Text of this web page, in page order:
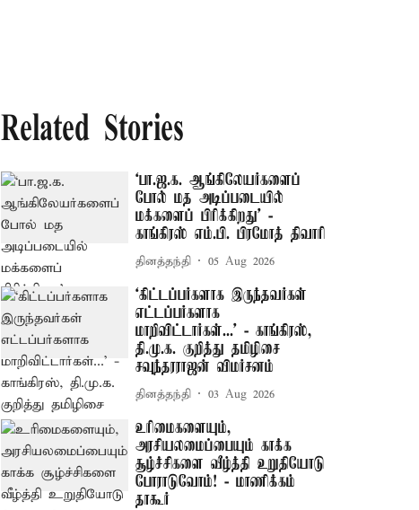
Related Stories
‘பா.ஜ.க. ஆங்கிலேயர்களைப்
போல் மத அடிப்படையில்
மக்களைப் பிரிக்கிறது’ -
காங்கிரஸ் எம்.பி. பிரமோத் திவாரி
தினத்தந்தி 05 Aug 2026
‘கிட்டப்பர்களாக இருந்தவர்கள்
எட்டப்பர்களாக
மாறிவிட்டார்கள்...’ - காங்கிரஸ்,
தி.மு.க. குறித்து தமிழிசை
சவுந்தரராஜன் விமர்சனம்
தினத்தந்தி 03 Aug 2026
உரிமைகளையும்,
அரசியலமைப்பையும் காக்க
சூழ்ச்சிகளை வீழ்த்தி உறுதியோடு
போராடுவோம்! - மாணிக்கம்
தாகூர்